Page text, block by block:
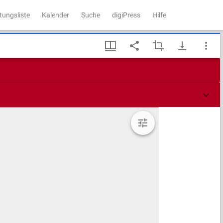
Kalender Suche digiPress Hilfe